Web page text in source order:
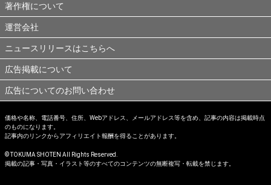
著作権について
運営会社
ニュースリリースはこちらへ
広告掲載について
広告についてのお問い合わせ
価格や名称、電話番号、住所、Webアドレス、メールアドレス等を含め、記事の内容は掲載時点
のものになります。
記事内のリンクからアフィリエイト報酬を得ることがあります。
© TOKUMA SHOTEN All Rights Reserved.
掲載の記事・写真・イラスト等のすべてのコンテンツの無断複写・転載を禁じます。